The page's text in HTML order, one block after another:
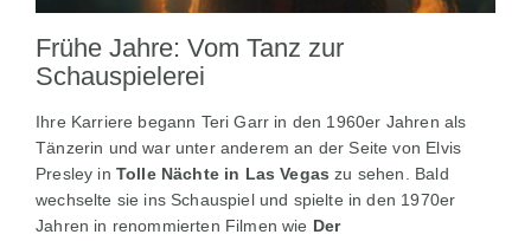
Frühe Jahre: Vom Tanz zur
Schauspielerei
Ihre Karriere begann Teri Garr in den 1960er Jahren als
Tänzerin und war unter anderem an der Seite von Elvis
Presley in Tolle Nächte in Las Vegas zu sehen. Bald
wechselte sie ins Schauspiel und spielte in den 1970er
Jahren in renommierten Filmen wie Der